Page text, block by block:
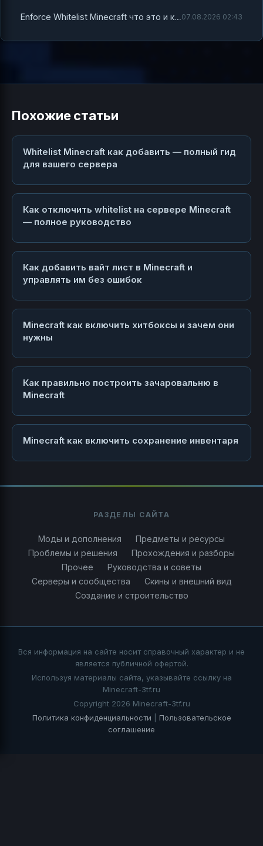
Enforce Whitelist Minecraft что это и как правильно настроить07.08.2026 02:43
Похожие статьи
Whitelist Minecraft как добавить — полный гид
для вашего сервера
Как отключить whitelist на сервере Minecraft
— полное руководство
Как добавить вайт лист в Minecraft и
управлять им без ошибок
Minecraft как включить хитбоксы и зачем они
нужны
Как правильно построить зачаровальню в
Minecraft
Minecraft как включить сохранение инвентаря
РАЗДЕЛЫ САЙТА
Моды и дополнения
Предметы и ресурсы
Проблемы и решения
Прохождения и разборы
Прочее
Руководства и советы
Серверы и сообщества
Скины и внешний вид
Создание и строительство
Вся информация на сайте носит справочный характер и не
является публичной офертой.
Используя материалы сайта, указывайте ссылку на
Minecraft-3tf.ru
Copyright 2026 Minecraft-3tf.ru
Политика конфиденциальности
Пользовательское
соглашение